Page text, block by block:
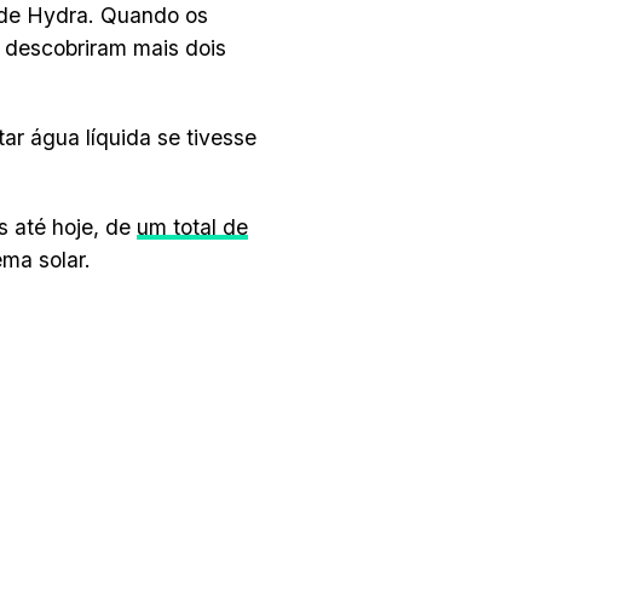
Hydra. Quando os
mais dois
água líquida se tivesse
até hoje, de um total de
solar.